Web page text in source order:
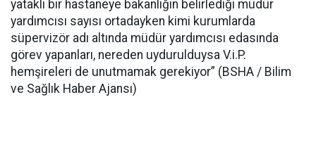
yataklı bir hastaneye bakanlığın belirlediği müdür
yardımcısı sayısı ortadayken kimi kurumlarda
süpervizör adı altında müdür yardımcısı edasında
görev yapanları, nereden uydurulduysa V.i.P.
hemşireleri de unutmamak gerekiyor” (BSHA / Bilim
ve Sağlık Haber Ajansı)